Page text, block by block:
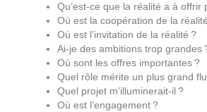
Qu’est-ce que la réalité a à offrir
Où est la coopération de la
Où est l’invitation de la réalité ?
Ai-je des ambitions trop grandes
Où sont les offres importantes ?
Quel rôle mérite un plus grand
Quel projet m’illuminerait-il ?
Où est l’engagement ?